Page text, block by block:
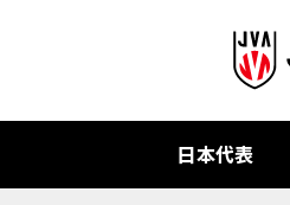
日本代表